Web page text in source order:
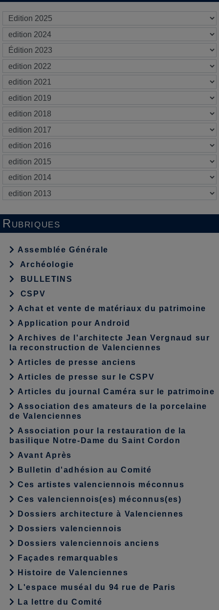
Rubriques
Assemblée Générale
Archéologie
BULLETINS
CSPV
Achat et vente de matériaux du patrimoine
Application pour Android
Archives de l'architecte Jean Vergnaud sur
la reconstruction de Valenciennes
Articles de presse anciens
Articles de presse sur le CSPV
Articles du journal Caméra sur le patrimoine
Association des amateurs de la porcelaine
de Valenciennes
Association pour la restauration de la
basilique Notre-Dame du Saint Cordon
Avant Après
Bulletin d'adhésion au Comité
Ces artistes valenciennois méconnus
Ces valenciennois(es) méconnus(es)
Dossiers architecture à Valenciennes
Dossiers valenciennois
Dossiers valenciennois anciens
Façades remarquables
Histoire de Valenciennes
L'espace muséal du 94 rue de Paris
La lettre du Comité